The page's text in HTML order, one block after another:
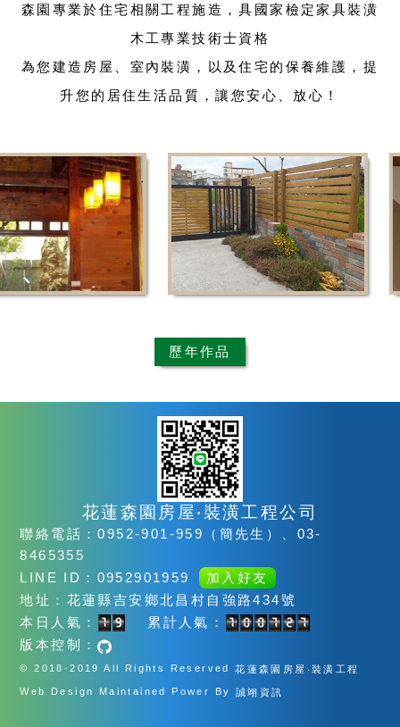
森園專業於住宅相關工程施造，具國家檢定家具裝潢
木工專業技術士資格
為您建造房屋、室內裝潢，以及住宅的保養維護，提
升您的居住生活品質，讓您安心、放心！
歷年作品
花蓮森園房屋‧裝潢工程公司
聯絡電話：0952-901-959（簡先生）、03-
8465355
LINE ID：0952901959
加入好友
地址：花蓮縣吉安鄉北昌村自強路434號
本日人氣：
累計人氣：
版本控制：
© 2018-2019 All Rights Reserved 花蓮森園房屋‧裝潢工程
Web Design Maintained Power By 誠翊資訊